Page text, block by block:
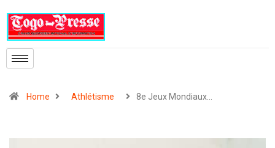
Home Athlétisme 8e Jeux Mondiaux…